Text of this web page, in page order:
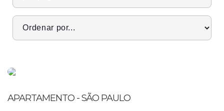
APARTAMENTO - SÃO PAULO